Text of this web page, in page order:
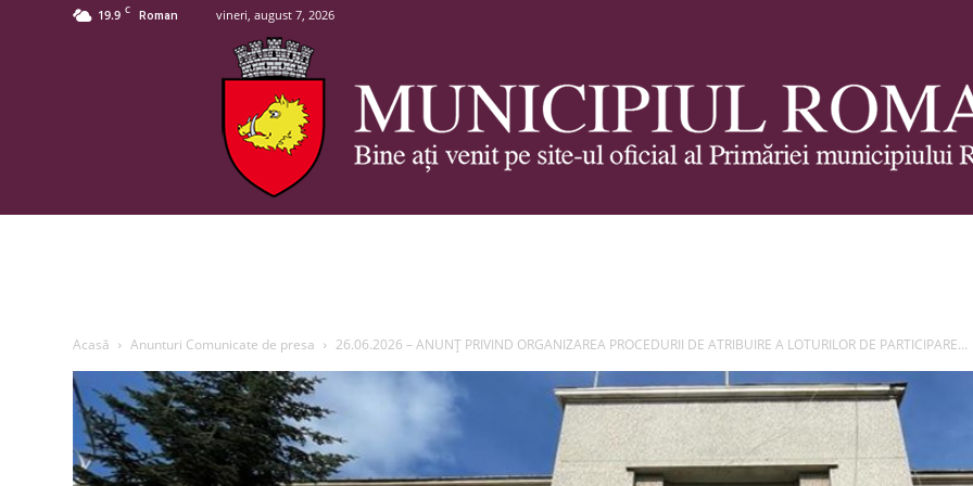
19.9 C Roman vineri, august 7, 2026
Roman
Acasă Anunturi Comunicate de presa 26.06.2026 – ANUNȚ PRIVIND ORGANIZAREA PROCEDURII DE ATRIBUIRE A LOTURILOR DE PARTICIPARE...